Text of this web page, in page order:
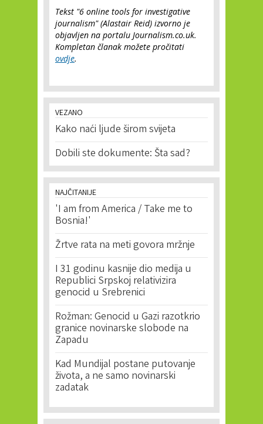
Tekst "6 online tools for investigative
journalism" (Alastair Reid) izvorno je
objavljen na portalu Journalism.co.uk.
Kompletan članak možete pročitati
ovdje.
VEZANO
Kako naći ljude širom svijeta
Dobili ste dokumente: Šta sad?
NAJČITANIJE
'I am from America / Take me to
Bosnia!'
Žrtve rata na meti govora mržnje
I 31 godinu kasnije dio medija u
Republici Srpskoj relativizira
genocid u Srebrenici
Rožman: Genocid u Gazi razotkrio
granice novinarske slobode na
Zapadu
Kad Mundijal postane putovanje
života, a ne samo novinarski
zadatak